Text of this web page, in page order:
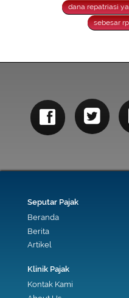
dana repatriasi
sebesar
Seputar Pajak
Beranda
Berita
Artikel
Klinik Pajak
Kontak Kami